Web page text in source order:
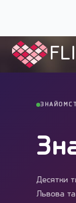
Flirt.ua
Десятки
Львова та